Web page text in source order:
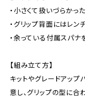
・小さくて扱いづらかっ
・グリップ背面にはレン
・余っている付属スパナ
【組み立て方】
キットやグレードアッ
意し、グリップの型に合